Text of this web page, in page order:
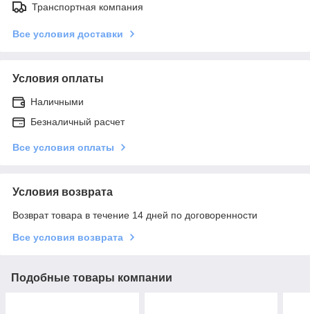
Транспортная компания
Все условия доставки
Условия оплаты
Наличными
Безналичный расчет
Все условия оплаты
Условия возврата
Возврат товара в течение 14 дней по договоренности
Все условия возврата
Подобные товары компании